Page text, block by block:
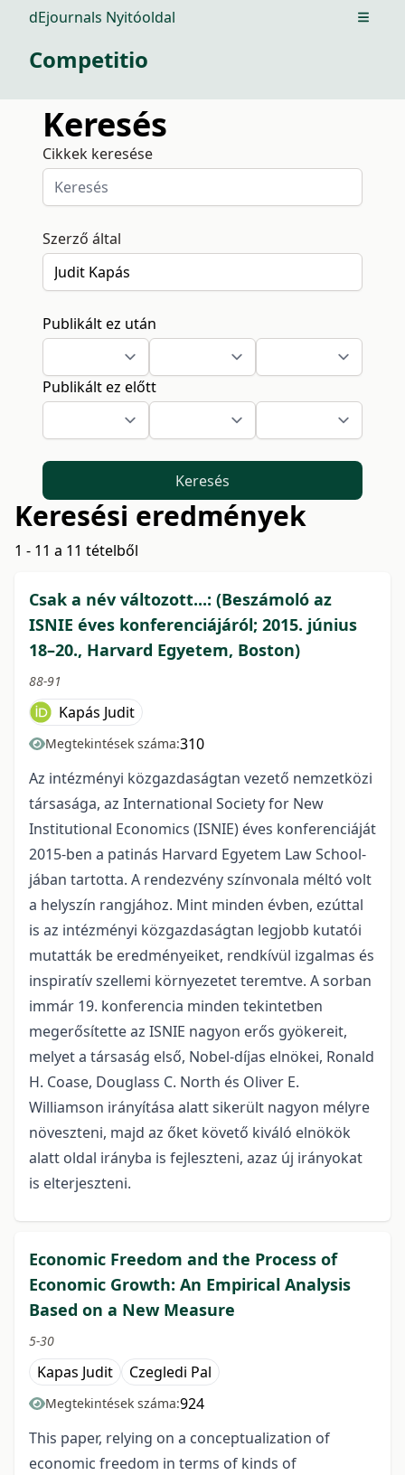
dEjournals Nyitóoldal Open
Competitio
Keresés
Cikkek keresése
Szerző által
Publikált ez után
Publikált ez előtt
Keresés
Keresési eredmények
1 - 11 a 11 tételből
Csak a név változott...: (Beszámoló az
ISNIE éves konferenciájáról; 2015. június
18–20., Harvard Egyetem, Boston)
88-91
Kapás Judit
Megtekintések száma:310
Az intézményi közgazdaságtan vezető nemzetközi
társasága, az International Society for New
Institutional Economics (ISNIE) éves konferenciáját
2015-ben a patinás Harvard Egyetem Law School-
jában tartotta. A rendezvény színvonala méltó volt
a helyszín rangjához. Mint minden évben, ezúttal
is az intézményi közgazdaságtan legjobb kutatói
mutatták be eredményeiket, rendkívül izgalmas és
inspiratív szellemi környezetet teremtve. A sorban
immár 19. konferencia minden tekintetben
megerősítette az ISNIE nagyon erős gyökereit,
melyet a társaság első, Nobel-díjas elnökei, Ronald
H. Coase, Douglass C. North és Oliver E.
Williamson irányítása alatt sikerült nagyon mélyre
növeszteni, majd az őket követő kiváló elnökök
alatt oldal irányba is fejleszteni, azaz új irányokat
is elterjeszteni.
Economic Freedom and the Process of
Economic Growth: An Empirical Analysis
Based on a New Measure
5-30
Kapas Judit Czegledi Pal
Megtekintések száma:924
This paper, relying on a conceptualization of
economic freedom in terms of kinds of